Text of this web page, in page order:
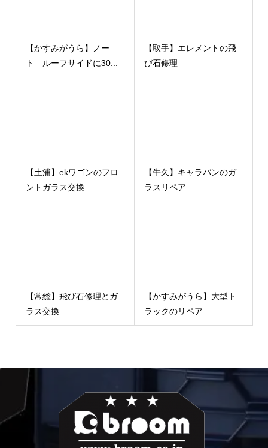
【かすみがうら】ノー
ト ルーフサイドに30...
【取手】エレメントの飛
び石修理
【土浦】ekワゴンのフロ
ントガラス交換
【牛久】キャラバンのガ
ラスリペア
【常総】飛び石修理とガ
ラス交換
【かすみがうら】大型ト
ラックのリペア